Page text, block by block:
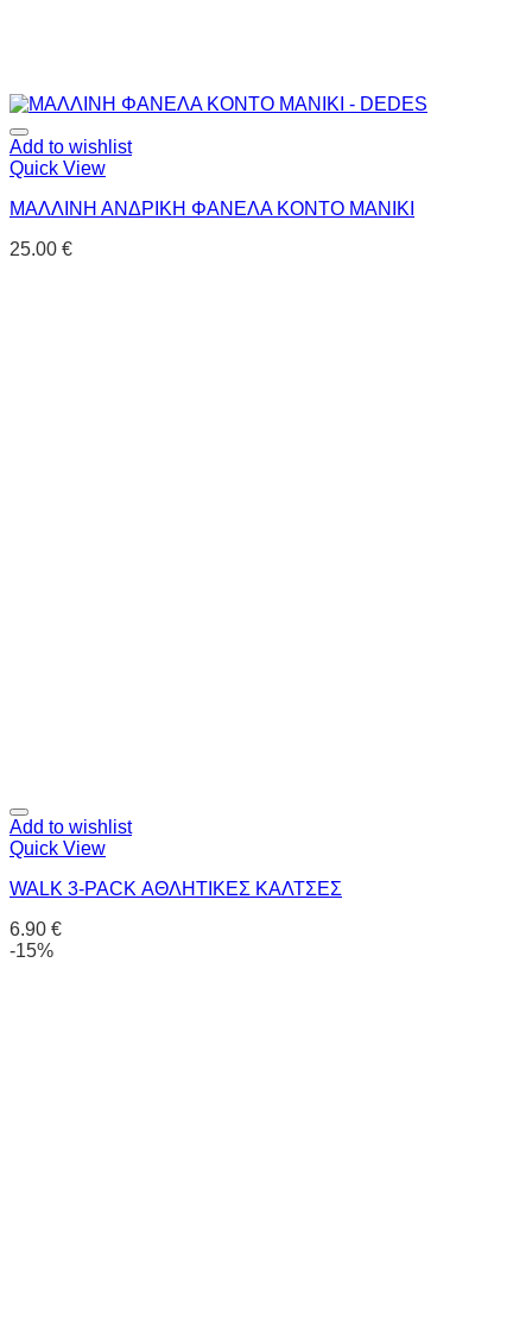
Add to wishlist
Quick View
ΜΑΛΛΙΝΗ ΑΝΔΡΙΚΗ ΦΑΝΕΛΑ ΚΟΝΤΟ ΜΑΝΙΚΙ
25.00 €
Add to wishlist
Quick View
WALK 3-PACK ΑΘΛΗΤΙΚΕΣ ΚΑΛΤΣΕΣ
6.90 €
-15%